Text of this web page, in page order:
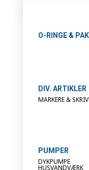
O-RINGE &
DIV. ARTIKLER
MARKERE &
PUMPER
DYKPUMPE
HUSVANDVÆRK